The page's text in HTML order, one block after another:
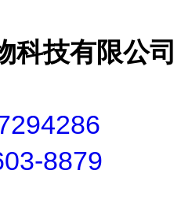
科技有限公司
8879